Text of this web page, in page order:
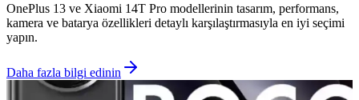
OnePlus 13 ve Xiaomi 14T Pro modellerinin tasarım, performans,
kamera ve batarya özellikleri detaylı karşılaştırmasıyla en iyi seçimi
yapın.
Daha fazla bilgi edinin